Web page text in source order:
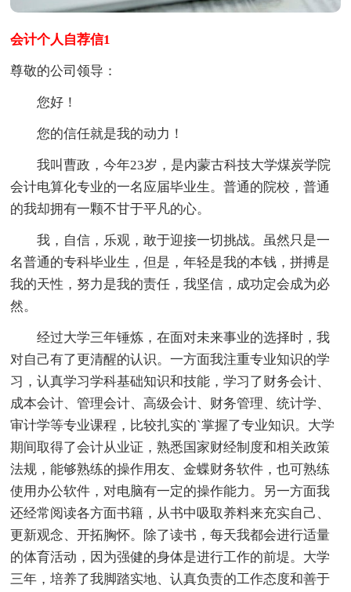
会计个人自荐信1
尊敬的公司领导：
您好！
您的信任就是我的动力！
我叫曹政，今年23岁，是内蒙古科技大学煤炭学院
会计电算化专业的一名应届毕业生。普通的院校，普通
的我却拥有一颗不甘于平凡的心。
我，自信，乐观，敢于迎接一切挑战。虽然只是一
名普通的专科毕业生，但是，年轻是我的本钱，拼搏是
我的天性，努力是我的责任，我坚信，成功定会成为必
然。
经过大学三年锤炼，在面对未来事业的选择时，我
对自己有了更清醒的认识。一方面我注重专业知识的学
习，认真学习学科基础知识和技能，学习了财务会计、
成本会计、管理会计、高级会计、财务管理、统计学、
审计学等专业课程，比较扎实的`掌握了专业知识。大学
期间取得了会计从业证，熟悉国家财经制度和相关政策
法规，能够熟练的操作用友、金蝶财务软件，也可熟练
使用办公软件，对电脑有一定的操作能力。另一方面我
还经常阅读各方面书籍，从书中吸取养料来充实自己、
更新观念、开拓胸怀。除了读书，每天我都会进行适量
的体育活动，因为强健的身体是进行工作的前堤。大学
三年，培养了我脚踏实地、认真负责的工作态度和善于